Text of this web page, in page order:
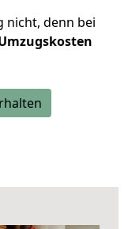
nicht, denn bei